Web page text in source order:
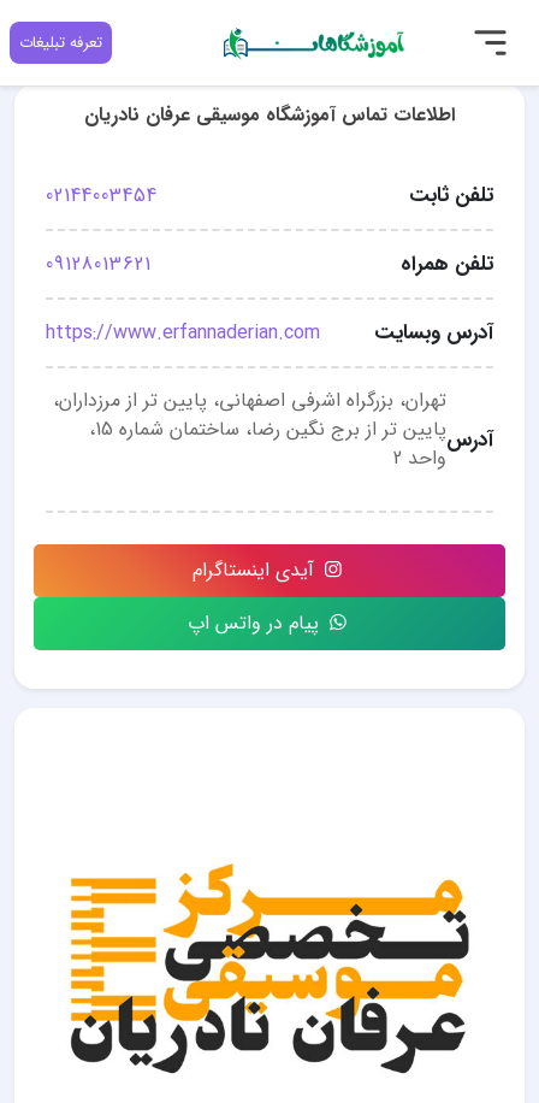
تعرفه تبلیغات
اطلاعات تماس آموزشگاه موسیقی عرفان نادریان
تلفن ثابت 02144003454
تلفن همراه 09128013621
آدرس وبسایت https://www.erfannaderian.com
آدرس
تهران، بزرگراه اشرفی اصفهانی، پایین تر از مرزداران،
پایین تر از برج نگین رضا، ساختمان شماره 15،
واحد 2
آیدی اینستاگرام
پیام در واتس اپ